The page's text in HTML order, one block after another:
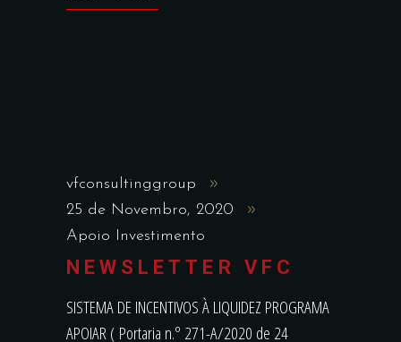
vfconsultinggroup
25 de Novembro, 2020
Apoio Investimento
NEWSLETTER VFC
SISTEMA DE INCENTIVOS À LIQUIDEZ PROGRAMA
APOIAR ( Portaria n.º 271-A/2020 de 24